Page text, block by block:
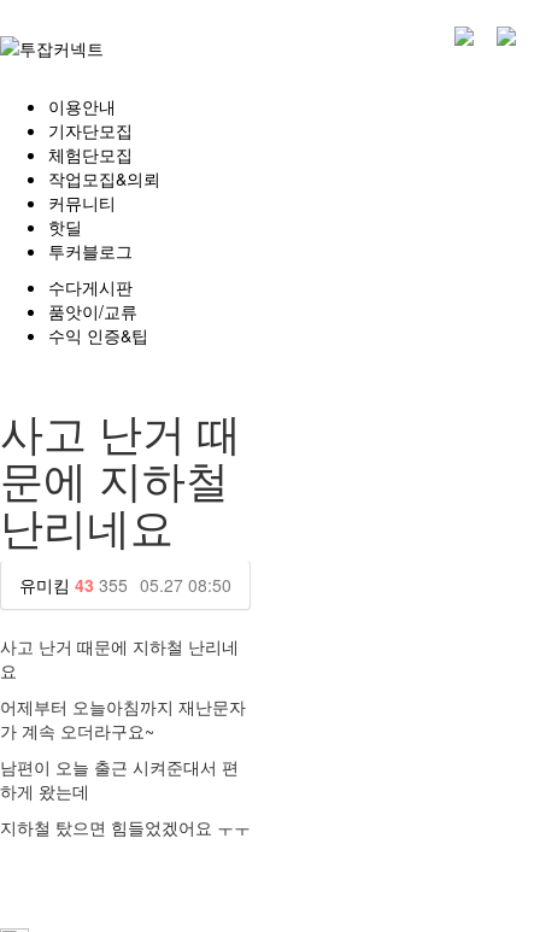
이용안내
기자단모집
체험단모집
작업모집&의뢰
커뮤니티
핫딜
투커블로그
수다게시판
품앗이/교류
수익 인증&팁
사고 난거 때
문에 지하철
난리네요
유미킴 43 355 05.27 08:50
사고 난거 때문에 지하철 난리네
요
어제부터 오늘아침까지 재난문자
가 계속 오더라구요~
남편이 오늘 출근 시켜준대서 편
하게 왔는데
지하철 탔으면 힘들었겠어요 ㅜㅜ